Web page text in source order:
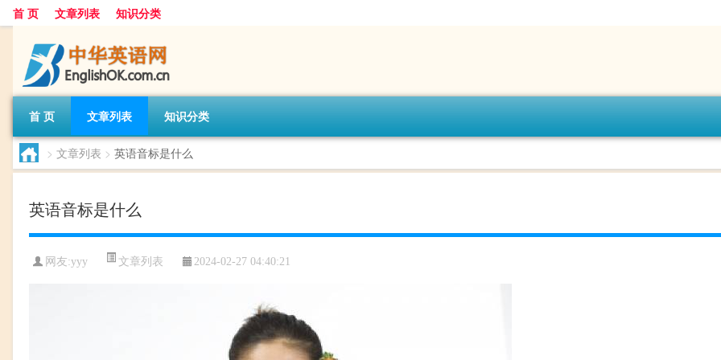
首 页 文章列表 知识分类
首 页 文章列表 知识分类
> 文章列表 > 英语音标是什么
英语音标是什么
网友:yyy 文章列表 2024-02-27 04:40:21